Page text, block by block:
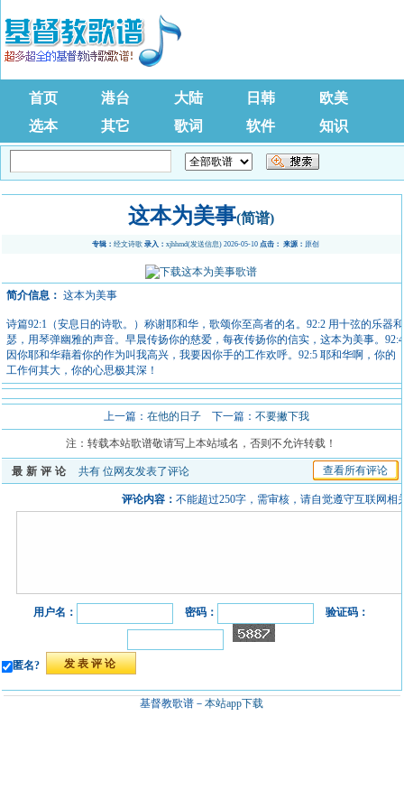
首页 港台 大陆 日韩
欧美
选本
其它 歌词 软件 知识
这本为美事(简谱)
专辑： 经文诗歌 录入： xjhhmd(发送信息) 2026-05-10点击： 来源： 原创
简介信息： 这本为美事
诗篇92:1（安息日的诗歌。）称谢耶和华，歌颂你至高者的名。92:2 用十弦的乐器和
瑟，用琴弹幽雅的声音。早晨传扬你的慈爱，每夜传扬你的信实，这本为美事。92:4
因你耶和华藉着你的作为叫我高兴，我要因你手的工作欢呼。92:5 耶和华啊，你的
工作何其大，你的心思极其深！
上一篇： 在他的日子下一篇： 不要撇下我
注：转载本站歌谱敬请写上本站域名，否则不允许转载！
最新评论 共有位网友发表了评论 查看所有评论
评论内容：不能超过250字，需审核，请自觉遵守互联网相
用户名： 密码： 验证码：
匿名?
基督教歌谱－本站app下载